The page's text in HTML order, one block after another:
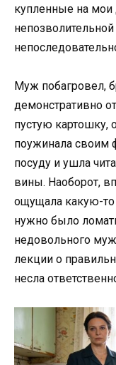
купленные на мои
Муж побагровел,
демонстративно
пустую картошку,
поужинала своим
посуду и ушла
вины. Наоборот,
ощущала какую-то
нужно было
недовольного
лекции о
несла